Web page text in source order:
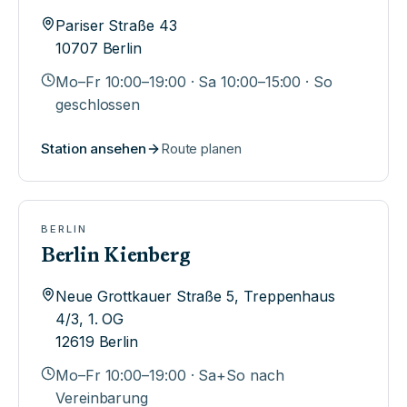
Pariser Straße 43
10707 Berlin
Mo–Fr 10:00–19:00 · Sa 10:00–15:00 · So
geschlossen
Station ansehen Route planen
BERLIN
Berlin Kienberg
Neue Grottkauer Straße 5, Treppenhaus
4/3, 1. OG
12619 Berlin
Mo–Fr 10:00–19:00 · Sa+So nach
Vereinbarung